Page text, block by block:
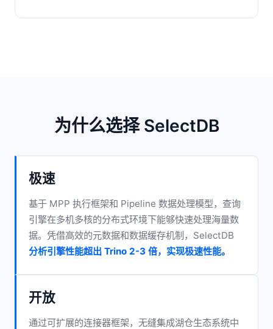
为什么选择 SelectDB
极速
基于 MPP 执行框架和 Pipeline 数据处理模型，查询
引擎在多机多核的分布式环境下能够快速处理海量数
据。凭借高效的元数据和数据缓存机制，SelectDB
分析引擎性能超出 Trino 2-3 倍，实现极速性能。
开放
通过可扩展的连接器框架，无缝集成湖仓生态系统中